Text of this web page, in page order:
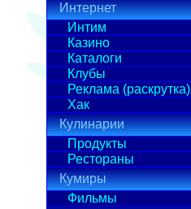
Интернет
Интим
Казино
Каталоги
Клубы
Реклама (раскрутка)
Хак
Кулинарии
Продукты
Рестораны
Кумиры
Фильмы